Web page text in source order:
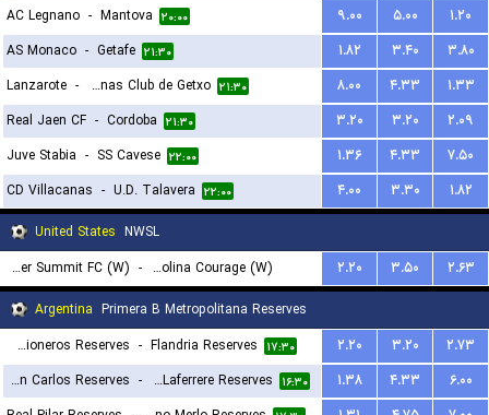
AC Legnano - Mantova ۲۰:۰۰ ۹.۰۰ ۵.۰۰
۱.۲۰
AS Monaco - Getafe ۲۱:۳۰ ۱.۸۲ ۳.۴۰
۳.۸۰
Lanzarote - Arenas Club de Getxo ۲۱:۳۰ ۸.۰۰ ۴.۳۳
۱.۳۳
Real Jaen CF - Cordoba ۲۱:۳۰ ۳.۲۰ ۳.۲۰
۲.۰۹
Juve Stabia - SS Cavese ۲۲:۰۰ ۱.۳۶ ۴.۳۳
۷.۵۰
CD Villacanas - U.D. Talavera ۲۲:۰۰ ۴.۰۰ ۳.۳۰
۱.۸۲
United States NWSL
Denver Summit FC (W)
- North Carolina Courage (W)
۰۵:۳۰
۲.۲۰ ۳.۵۰
۲.۶۳
Argentina Primera B Metropolitana Reserves
Deportivo Camioneros Reserves
- Flandria Reserves ۱۷:۳۰ ۲.۲۰ ۳.۲۰
۲.۷۳
Villa San Carlos Reserves
- Deportivo Laferrere Reserves ۱۶:۳۰ ۱.۳۸ ۴.۳۳
۶.۰۰